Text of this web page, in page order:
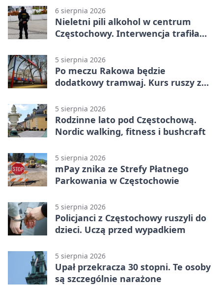
6 sierpnia 2026
Nieletni pili alkohol w centrum
Częstochowy. Interwencja trafiła
5 sierpnia 2026
Po meczu Rakowa będzie
dodatkowy tramwaj. Kurs ruszy ze
5 sierpnia 2026
Rodzinne lato pod Częstochową.
Nordic walking, fitness i bushcraft
5 sierpnia 2026
mPay znika ze Strefy Płatnego
Parkowania w Częstochowie
5 sierpnia 2026
Policjanci z Częstochowy ruszyli do
dzieci. Uczą przed wypadkiem
5 sierpnia 2026
Upał przekracza 30 stopni. Te osoby
są szczególnie narażone